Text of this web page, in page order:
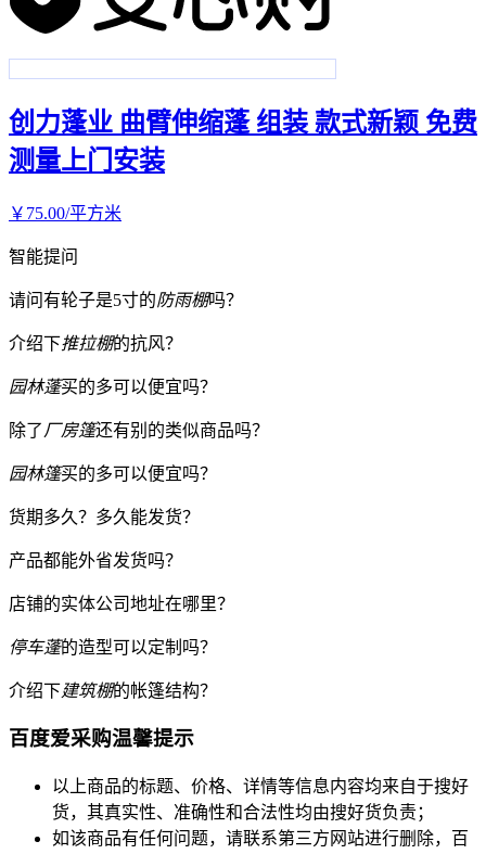
创力蓬业 曲臂伸缩蓬 组装 款式新颖 免费
测量上门安装
￥ 75.00/平方米
智能提问
请问有轮子是5寸的防雨棚吗？
介绍下推拉棚的抗风？
园林蓬买的多可以便宜吗？
除了厂房篷还有别的类似商品吗？
园林篷买的多可以便宜吗？
货期多久？多久能发货？
产品都能外省发货吗？
店铺的实体公司地址在哪里？
停车蓬的造型可以定制吗？
介绍下建筑棚的帐篷结构？
百度爱采购温馨提示
以上商品的标题、价格、详情等信息内容均来自于搜好
货，其真实性、准确性和合法性均由搜好货负责；
如该商品有任何问题，请联系第三方网站进行删除，百